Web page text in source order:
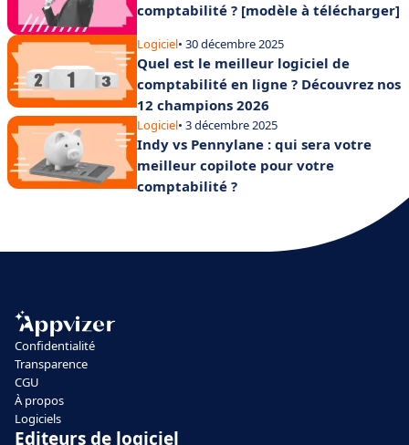
comptabilité ? [modèle à télécharger]
Logiciel• 30 décembre 2025
Quel est le meilleur logiciel de
comptabilité en ligne ? Découvrez nos
12 champions 2026
Logiciel• 3 décembre 2025
Indy vs Pennylane : qui sera votre
meilleur copilote pour votre
comptabilité ?
Confidentialité
Transparence
CGU
À propos
Logiciels
Editeurs de logiciel